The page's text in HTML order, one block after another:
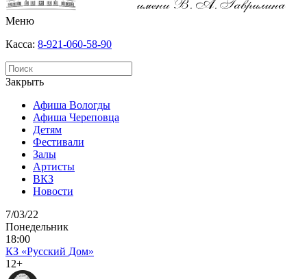
Меню
Касса: 8-921-060-58-90
Закрыть
Афиша Вологды
Афиша Череповца
Детям
Фестивали
Залы
Артисты
ВКЗ
Новости
7/03/22
Понедельник
18:00
КЗ «Русский Дом»
12+